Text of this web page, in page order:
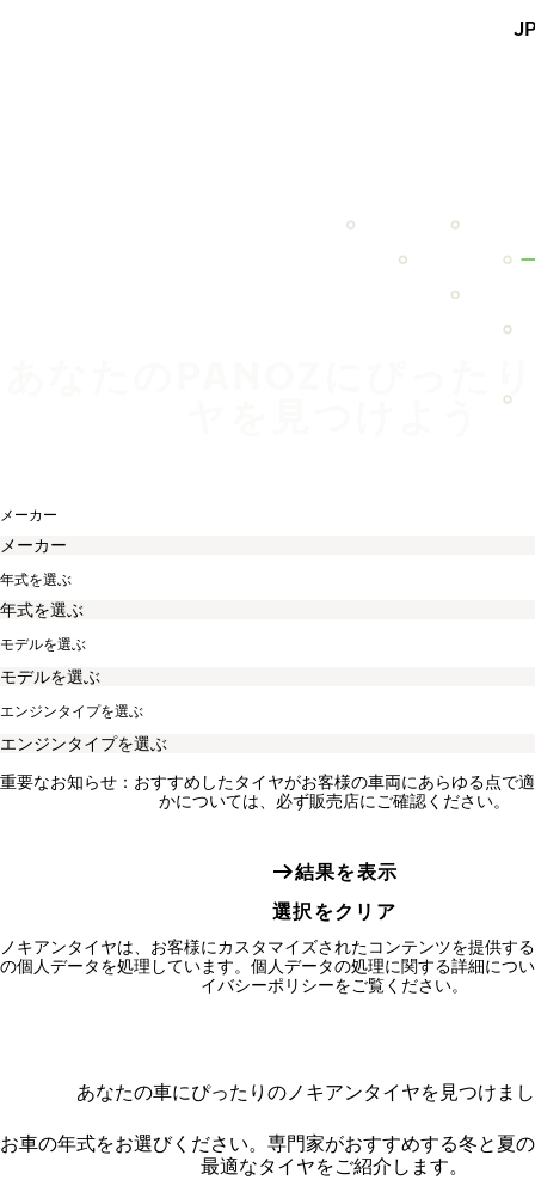
メーカー
年式を選ぶ
モデルを選ぶ
エンジンタイプを選ぶ
重要なお知らせ：おすすめしたタイヤがお客様の車両にあらゆる点で
かについては、必ず販売店にご確認ください。
結果を表示
選択をクリア
ノキアンタイヤは、お客様にカスタマイズされたコンテンツを提供す
の個人データを処理しています。個人データの処理に関する詳細につ
イバシーポリシーをご覧ください。
あなたの車にぴったりのノキアンタイヤを見つけま
お車の年式をお選びください。 専門家がおすすめする冬と夏
最適なタイヤをご紹介します。